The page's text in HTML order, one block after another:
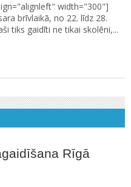
width="300"]
brīvlaikā, no 22. līdz 28.
tiks gaidīti ne tikai skolēni,...
Rīgā